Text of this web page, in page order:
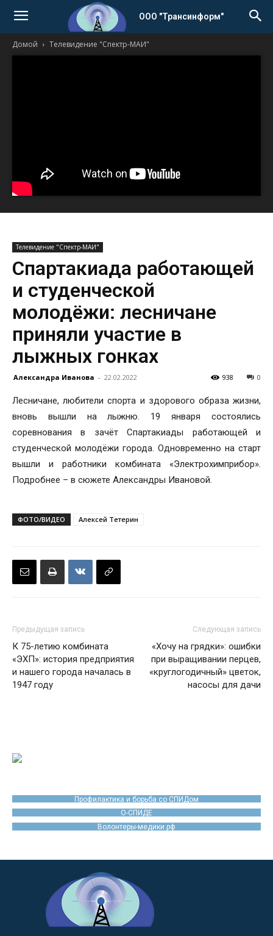
ООО "Трансинформ"
Домой Телевидение "Спектр-МАИ"
Телевидение "Спектр-МАИ"
Спартакиада работающей
и студенческой
молодёжи: лесничане
приняли участие в
лыжных гонках
Александра Иванова - 22.02.2022 0
938
Лесничане, любители спорта и здорового образа жизни,
вновь вышли на лыжню. 19 января состоялись
соревнования в зачёт Спартакиады работающей и
студенческой молодёжи города. Одновременно на старт
вышли и работники комбината «Электрохимприбор».
Подробнее – в сюжете Александры Ивановой.
ФОТО/ВИДЕО Алексей Тетерин
Предыдущая запись
К 75-летию комбината
«ЭХП»: история предприятия
и нашего города началась в
1947 году
Следующая запись
«Хочу на грядки»: ошибки
при выращивании перцев,
«круглогодичный» цветок,
насосы для дачи
Профилактика и борьба со СПИДом
О-СПИДЕ
Волонтеры-медики.рф